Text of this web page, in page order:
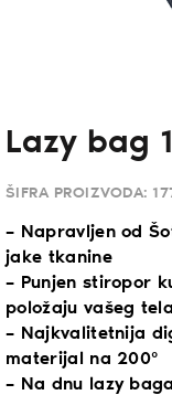
Lazy bag
ŠIFRA PROIZVODA:
– Napravljen od
jake tkanine
– Punjen stiropor
položaju vašeg tela
– Najkvalitetnija
materijal na 200°
– Na dnu lazy